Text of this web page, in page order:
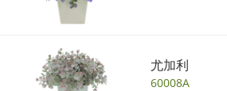
尤加利
60008A